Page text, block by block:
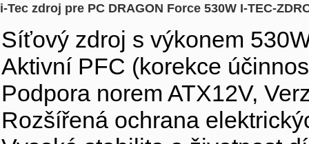
i-Tec zdroj pre PC DRAGON Force 530W I-TEC-
Síťový zdroj s výkonem
Aktivní PFC (korekce
Podpora norem ATX12V,
Rozšířená ochrana